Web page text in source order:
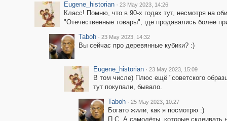
Eugene_historian · 23 May 2023, 14:26
Класс! Помню, что в 90-х годах тут, несмотря на
"Отечественные товары", где продавались более
Taboh · 23 May 2023, 14:32
Вы сейчас про деревянные кубики? :)
Eugene_historian · 23 May 2023, 15:09
В том числе) Плюс ещё "советского
тут покупали, бывало.
Taboh · 25 May 2023, 10:27
Богато жили, как я посмотрю :)
П.С. А самолёты, которые склеивать